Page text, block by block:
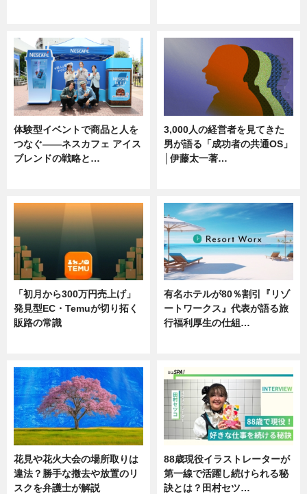
体験型イベントで商品と人を
つなぐ――ネスカフェ アイス
ブレンドの戦略と…
3,000人の経営者を見てきた
男が語る「成功者の共通OS」
│伊藤太一著…
「初月から300万円売上げ」
発見型EC・Temuが切り拓く
販路の常識
有名ホテルが80％割引『リゾ
ートワークス』代表が語る旅
行福利厚生の仕組…
花見や花火大会の場所取りは
違法？勝手な撤去や放置のリ
スクを弁護士が解説
88歳現役イラストレーターが
第一線で活躍し続けられる秘
訣とは？田村セツ…